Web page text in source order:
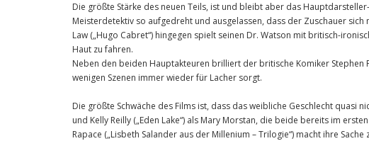
Die größte Stärke des neuen Teils, ist und bleibt aber das
Meisterdetektiv so aufgedreht und ausgelassen, dass der Zuschauer
Law („Hugo Cabret“) hingegen spielt seinen Dr. Watson mit britisch-
Haut zu fahren.
Neben den beiden Hauptakteuren brilliert der britische Komiker Stephen
wenigen Szenen immer wieder für Lacher sorgt.
Die größte Schwäche des Films ist, dass das weibliche Geschlecht quasi
und Kelly Reilly („Eden Lake“) als Mary Morstan, die beide bereits im
Rapace („Lisbeth Salander aus der Millenium – Trilogie“) macht ihre